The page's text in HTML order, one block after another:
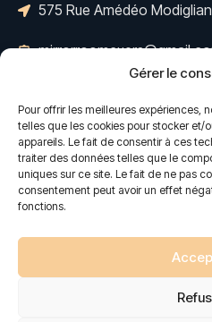
Gérer le
Pour offrir les meilleures expériences,
telles que les cookies pour stocker et/
appareils. Le fait de consentir à ces
traiter des données telles que le
uniques sur ce site. Le fait de ne pas
consentement peut avoir un effet
fonctions.
575 Rue Amédéo
Copyright © 2025 –
Création site internet